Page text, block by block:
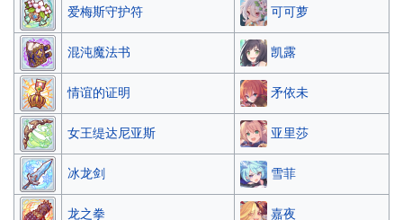
爱梅斯守护符 可可萝
混沌魔法书 凯露
情谊的证明 矛依未
女王缇达尼亚斯 亚里莎
冰龙剑 雪菲
龙之拳 嘉夜